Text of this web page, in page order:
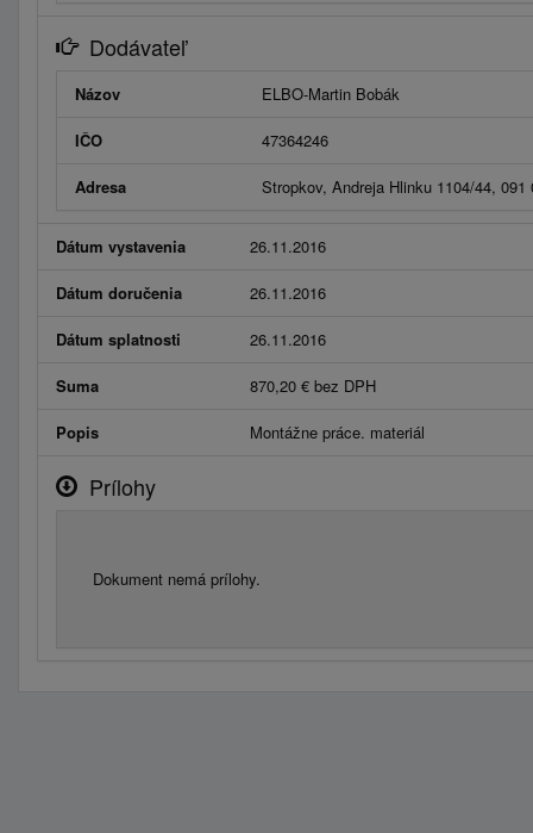
Dodávateľ
Názov ELBO-Martin Bobák
IČO 47364246
Adresa Stropkov, Andreja Hlinku 1104/44, 091
Dátum vystavenia 26.11.2016
Dátum doručenia 26.11.2016
Dátum splatnosti 26.11.2016
Suma 870,20 € bez DPH
Popis Montážne práce. materiál
Prílohy
Dokument nemá prílohy.